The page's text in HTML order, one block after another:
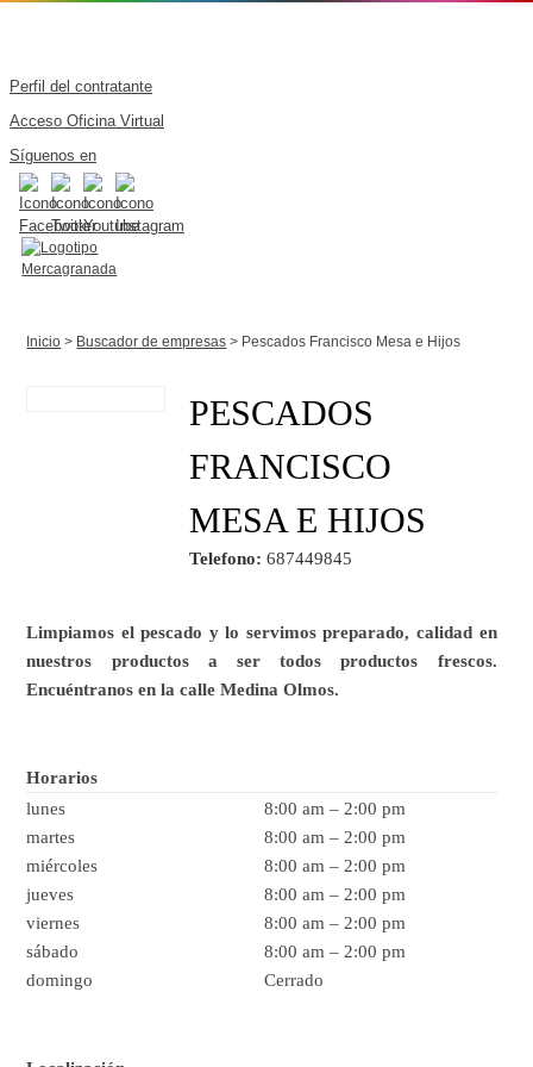
Perfil del contratante
Acceso Oficina Virtual
Síguenos en
Inicio > Buscador de empresas > Pescados Francisco Mesa e Hijos
PESCADOS
FRANCISCO
MESA E HIJOS
Telefono: 687449845
Limpiamos el pescado y lo servimos preparado, calidad en
nuestros productos a sertodos productos frescos.
Encuéntranos en la calle Medina Olmos.
Horarios
lunes
8:00 am – 2:00 pm
martes
8:00 am – 2:00 pm
miércoles
8:00 am – 2:00 pm
jueves
8:00 am – 2:00 pm
viernes
8:00 am – 2:00 pm
sábado
8:00 am – 2:00 pm
domingo
Cerrado